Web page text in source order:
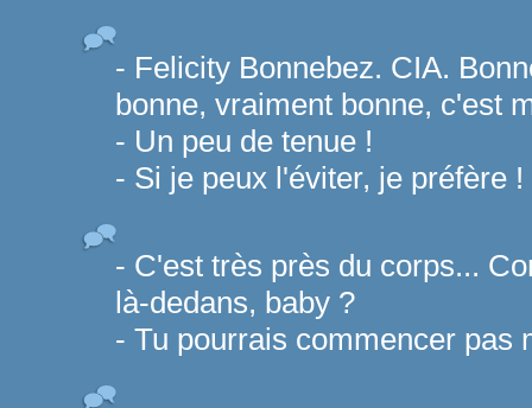
- Felicity Bonnebez. CIA.
bonne, vraiment bonne, c'est
- Un peu de tenue !
- Si je peux l'éviter, je préfère !
- C'est très près du corps...
là-dedans, baby ?
- Tu pourrais commencer pas